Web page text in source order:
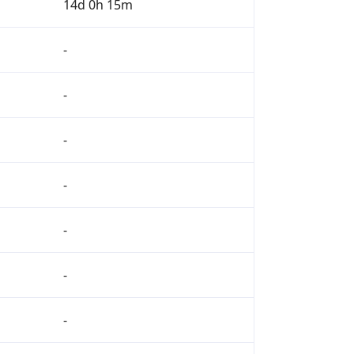
14d 0h 15m
-
-
-
-
-
-
-